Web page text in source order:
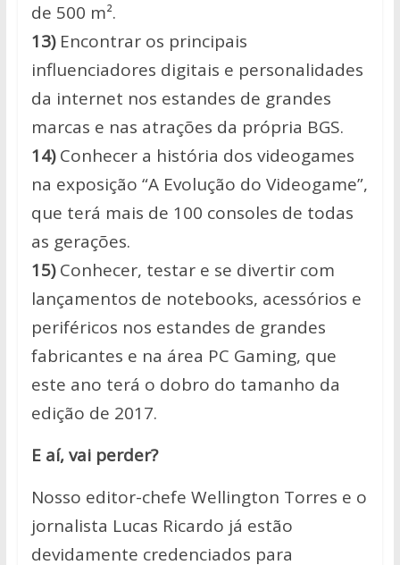
de 500 m².
13)Encontrar os principais
influenciadores digitais e personalidades
da internet nos estandes de grandes
marcas e nas atrações da própria BGS.
14)Conhecer a história dos videogames
na exposição “A Evolução do Videogame”,
que terá mais de 100 consoles de todas
as gerações.
15)Conhecer, testar e se divertir com
lançamentos de notebooks, acessórios e
periféricos nos estandes de grandes
fabricantes e na área PC Gaming, que
este ano terá o dobro do tamanho da
edição de 2017.
E aí, vai perder?
Nosso editor-chefe Wellington Torres e o
jornalista Lucas Ricardo já estão
devidamente credenciados para